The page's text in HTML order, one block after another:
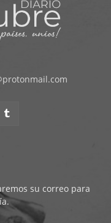
su correo para